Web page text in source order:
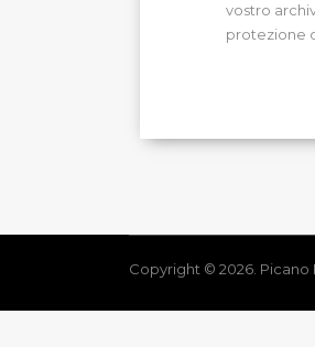
vostro
protezione
Copyright © 2026. Picano